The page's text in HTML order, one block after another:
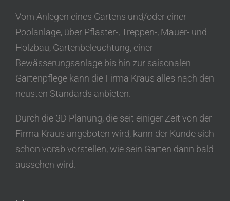
Vom Anlegen eines Gartens und/oder einer
Poolanlage, über Pflaster-, Treppen-, Mauer- und
Holzbau, Gartenbeleuchtung, einer
Bewässerungsanlage bis hin zur saisonalen
Gartenpflege kann die Firma Kraus alles nach den
neusten Standards anbieten.
Durch die 3D Planung, die seit einiger Zeit von der
Firma Kraus angeboten wird, kann der Kunde sich
schon vorab vorstellen, wie sein Garten dann bald
aussehen wird.